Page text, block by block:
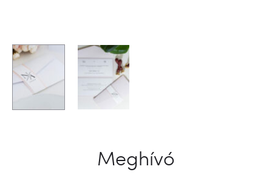
Meghívó